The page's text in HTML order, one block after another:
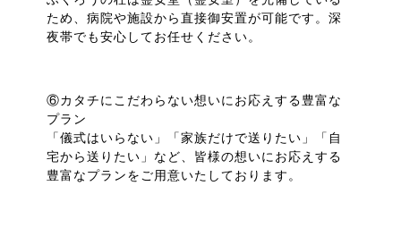
ため、病院や施設から直接御安置が可能です。深
夜帯でも安心してお任せください。
⑥カタチにこだわらない想いにお応えする豊富な
プラン
「儀式はいらない」「家族だけで送りたい」「自
宅から送りたい」など、皆様の想いにお応えする
豊富なプランをご用意いたしております。